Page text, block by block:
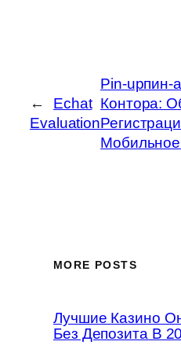
←
Echat
Evaluation
Pin-upпин-
Контора:
MORE POSTS
Лучшие Казино
Без Депозита В